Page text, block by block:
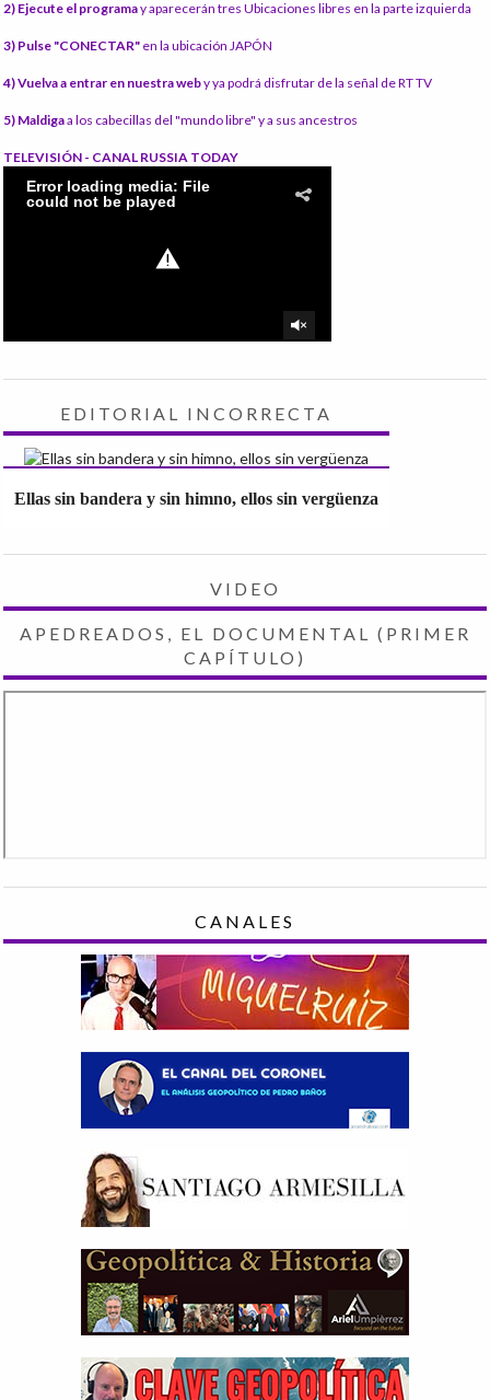
2) Ejecute el programay aparecerán tres Ubicaciones libres en la parte izquierda
3) Pulse "CONECTAR" en la ubicación JAPÓN
4) Vuelva a entrar en nuestra weby ya podrá disfrutar de la señal de RT TV
5) Maldigaa los cabecillas del "mundo libre" y a sus ancestros
TELEVISIÓN - CANAL RUSSIA TODAY
EDITORIAL INCORRECTA
Ellas sin bandera y sin himno, ellos sin vergüenza
VIDEO
APEDREADOS, EL DOCUMENTAL (PRIMER
CAPÍTULO)
CANALES